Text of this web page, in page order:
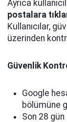
Ayrıca
postalara
Kullanıcılar,
üzerinden
Güvenlik
Google
bölümüne
Son 28 gün